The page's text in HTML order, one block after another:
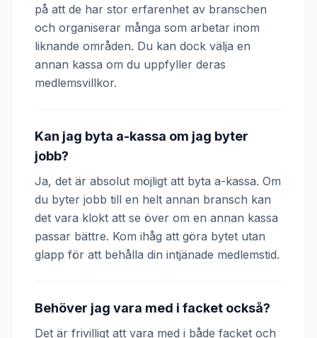
på att de har stor erfarenhet av branschen
och organiserar många som arbetar inom
liknande områden. Du kan dock välja en
annan kassa om du uppfyller deras
medlemsvillkor.
Kan jag byta a-kassa om jag byter
jobb?
Ja, det är absolut möjligt att byta a-kassa. Om
du byter jobb till en helt annan bransch kan
det vara klokt att se över om en annan kassa
passar bättre. Kom ihåg att göra bytet utan
glapp för att behålla din intjänade medlemstid.
Behöver jag vara med i facket också?
Det är frivilligt att vara med i både facket och